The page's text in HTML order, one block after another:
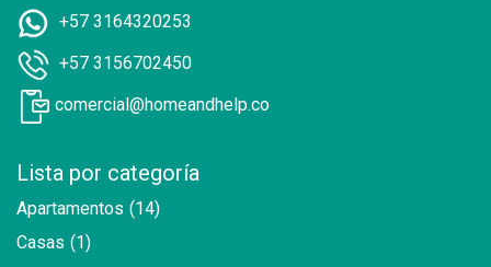
+57 3164320253
+57 3156702450
comercial@homeandhelp.co
Lista por categoría
Apartamentos (14)
Casas (1)